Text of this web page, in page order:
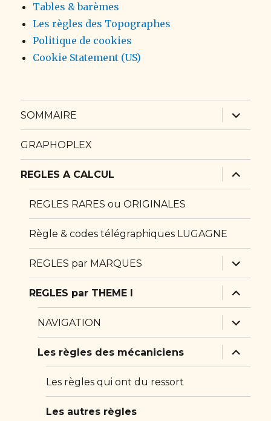
Tables & barèmes
Les règles des Topographes
Politique de cookies
Cookie Statement (US)
SOMMAIRE
ouvrir
le
sous-
GRAPHOPLEX
REGLES A CALCUL
ouvrir
le
sous-
REGLES RARES ou ORIGINALES
Règle & codes télégraphiques LUGAGNE
REGLES par MARQUES
ouvrir
le
sous-
menu
REGLES par THEME I
ouvrir
le
sous-
menu
NAVIGATION
ouvrir
le
sous-
menu
Les règles des mécaniciens
ouvrir
le
sous-
Les règles qui ont du ressort
Les autres règles